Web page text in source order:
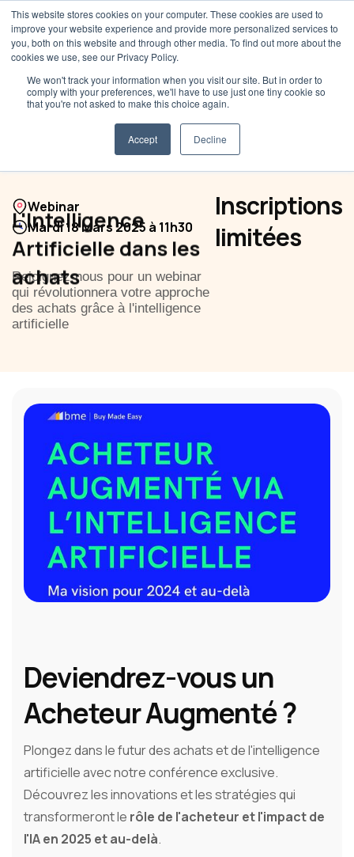
This website stores cookies on your computer. These cookies are used to
improve your website experience and provide more personalized services to
you, both on this website and through other media. To find out more about the
cookies we use, see our Privacy Policy.
We won't track your information when you visit our site. But in order to
comply with your preferences, we'll have to use just one tiny cookie so
that you're not asked to make this choice again.
Accept Decline
L'Intelligence
Artificielle dans les
achats
Webinar
Mardi 18 Mars 2025 à 11h30
Rejoignez-nous pour un webinar
qui révolutionnera votre approche
des achats grâce à l'intelligence
artificielle
Inscriptions
limitées
Deviendrez-vous un
Acheteur Augmenté ?
Plongez dans le futur des achats et de l'intelligence
artificielle avec notre conférence exclusive.
Découvrez les innovations et les stratégies qui
transformeront le rôle de l'acheteur et l'impact de
l'IA en 2025 et au-delà.